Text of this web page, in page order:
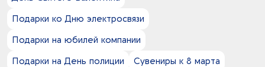
Подарки ко Дню электросвязи
Подарки на юбилей компании
Подарки на День полиции
Сувениры к 8 марта